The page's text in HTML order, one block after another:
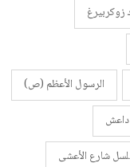
زوكربيرغ
الرسول الأعظم (ص)
داعش
شارع الأعشى